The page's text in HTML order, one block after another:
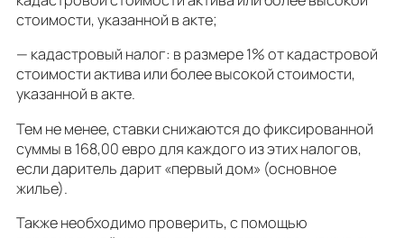
стоимости, указанной в акте;
— кадастровый налог: в размере 1% от кадастровой
стоимости актива или более высокой стоимости,
указанной в акте.
Тем не менее, ставки снижаются до фиксированной
суммы в 168,00 евро для каждого из этих налогов,
если даритель дарит «первый дом» (основное
жилье).
Также необходимо проверить, с помощью